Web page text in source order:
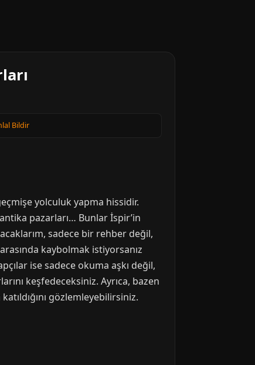
Bildir
yolculuk yapma hissidir.
pazarları… Bunlar İspir’in
sadece bir rehber değil,
kaybolmak istiyorsanız
ise sadece okuma aşkı değil,
keşfedeceksiniz. Ayrıca, bazen
gözlemleyebilirsiniz.